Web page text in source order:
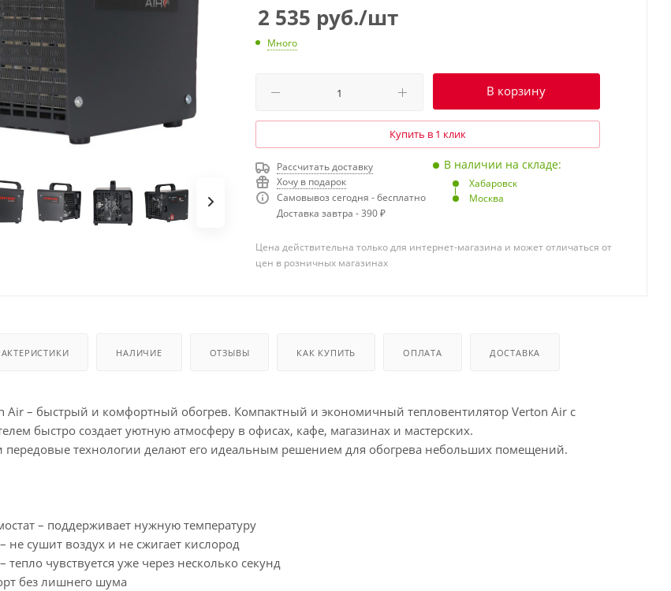
2 535 руб./шт
Много
В корзину
Купить в 1 клик
Рассчитать доставку
Хочу в подарок
Самовывоз сегодня - бесплатно
Доставка завтра - 390 ₽
В наличии на складе:
Хабаровск
Москва
Цена действительна только для интернет-магазина и может отличаться от
цен в розничных магазинах
НАЛИЧИЕ ОТЗЫВЫ КАК КУПИТЬ ОПЛАТА ДОСТАВКА
Air – быстрый и комфортный обогрев. Компактный и экономичный тепловентилятор Verton Air с
быстро создает уютную атмосферу в офисах, кафе, магазинах и мастерских.
технологии делают его идеальным решением для обогрева небольших помещений.
– поддерживает нужную температуру
не сушит воздух и не сжигает кислород
чувствуется уже через несколько секунд
без лишнего шума